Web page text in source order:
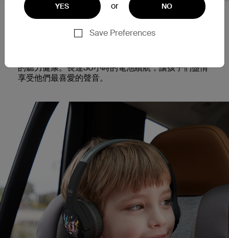
YES or NO
Save Preferences
專為兒童設計
使用高級耳罩讓孩子的耳朵保持舒適和受到保護。
的聽力健康。長達30小時的電池續航，讓孩子們盡情
享受他們最喜愛的聲音。